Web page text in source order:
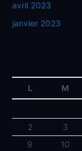
avril 2023
janvier 2023
L M
2
3
9
10